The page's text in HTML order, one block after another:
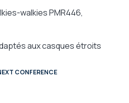
CONFERENCE
walkies PMR446,
aux casques étroits